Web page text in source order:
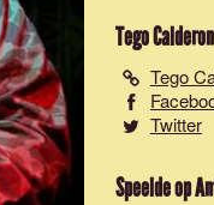
Tego Calderon
Tego
Twitter
Speelde op